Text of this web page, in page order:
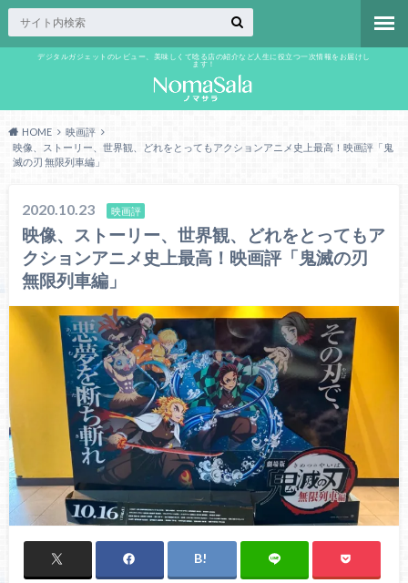
デジタルガジェットのレビュー、美味しくて唸る店の紹介など人生に役立つ一次情報をお届けし
ます！
HOME
映画評
映像、ストーリー、世界観、どれをとってもアクションアニメ史上最高！映画評「鬼
滅の刃 無限列車編」
2020.10.23 映画評
映像、ストーリー、世界観、どれをとってもア
クションアニメ史上最高！映画評「鬼滅の刃
無限列車編」